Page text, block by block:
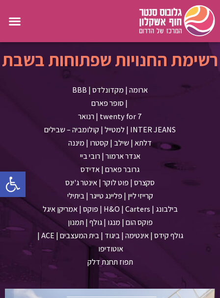
פתח
רשימת החנויות שפתוחות בשבת
ארומה | מקדונלדס | BBB
| סופר פארם
twenty for 7 | רנואר
INTER JEANS | למטייל | קולומביה – שבילים
דלתא | שילב | קסטרו | מיננה
אנדר ארמור | רובי ביי
גרובר פארם | אדידס
סקצרס | פוט לוקר | אינטר ג'ינס
קרייזי ליין | פליינג טייגר | ביתילי
בילבונג | H&O | Carters | פוקס | אמריקן איגל
פוקס הום | מנגו | גולף | תמנון
גולף קידס | אינטימה | ביגוד | בית המעצבים | ACE |
אוטודיפו
תפוז תחנת דלק